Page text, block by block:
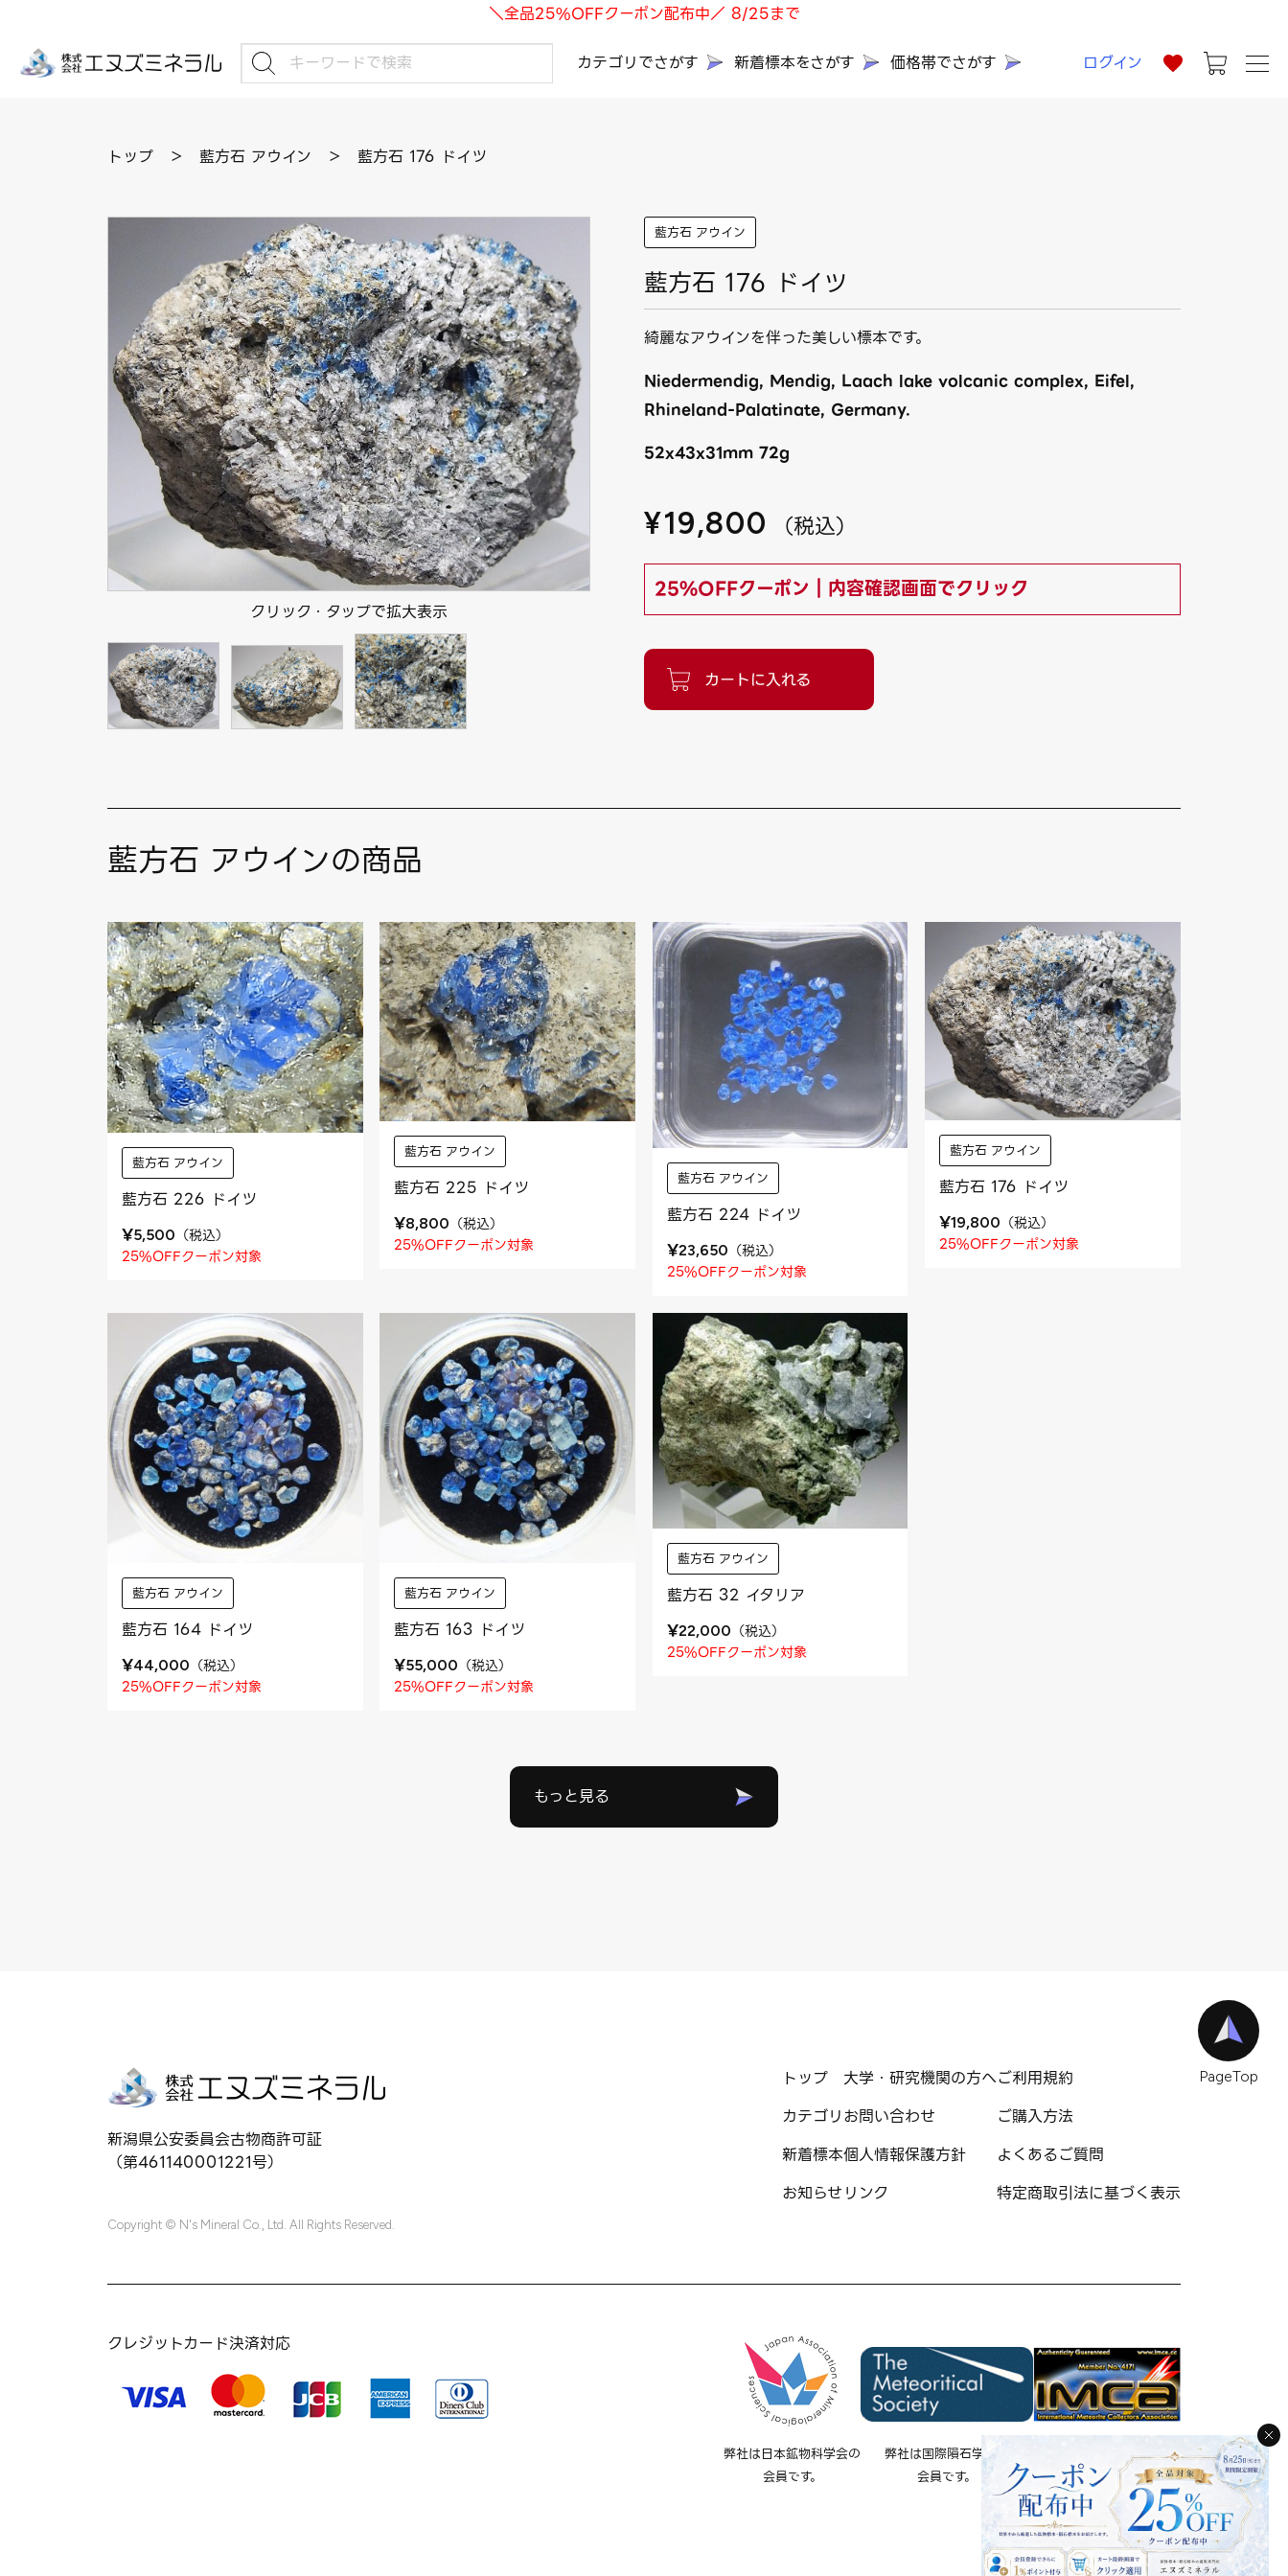
＼全品25%OFFクーポン配布中／ 8/25まで
カテゴリでさがす 新着標本をさがす 価格帯でさがす ログイン
トップ ＞ 藍方石 アウイン ＞ 藍方石 176 ドイツ
クリック・タップで拡大表示
藍方石 アウイン
藍方石 176 ドイツ
綺麗なアウインを伴った美しい標本です。
Niedermendig, Mendig, Laach lake volcanic complex, Eifel,
Rhineland-Palatinate, Germany.
52x43x31mm 72g
¥19,800 （税込）
25%OFFクーポン｜内容確認画面でクリック
藍方石 アウインの商品
藍方石 アウイン
藍方石 226 ドイツ
¥5,500 （税込）
25%OFFクーポン対象
藍方石 アウイン
藍方石 225 ドイツ
¥8,800 （税込）
25%OFFクーポン対象
藍方石 アウイン
藍方石 224 ドイツ
¥23,650 （税込）
25%OFFクーポン対象
藍方石 アウイン
藍方石 176 ドイツ
¥19,800 （税込）
25%OFFクーポン対象
藍方石 アウイン
藍方石 164 ドイツ
¥44,000 （税込）
25%OFFクーポン対象
藍方石 アウイン
藍方石 163 ドイツ
¥55,000 （税込）
25%OFFクーポン対象
藍方石 アウイン
藍方石 32 イタリア
¥22,000 （税込）
25%OFFクーポン対象
もっと見る
PageTop
新潟県公安委員会古物商許可証
（第461140001221号）
Copyright © N's Mineral Co., Ltd. All Rights Reserved.
トップ
カテゴリ
新着標本
お知らせ
大学・研究機関の方へ
お問い合わせ
個人情報保護方針
リンク
ご利用規約
ご購入方法
よくあるご質問
特定商取引法に基づく表示
クレジットカード決済対応
弊社は日本鉱物科学会の
会員です。
弊社は国際隕石学会の
会員です。
弊社は国際隕石コレクタ
ー協会の会員です。
IMCA 会員 No.4171